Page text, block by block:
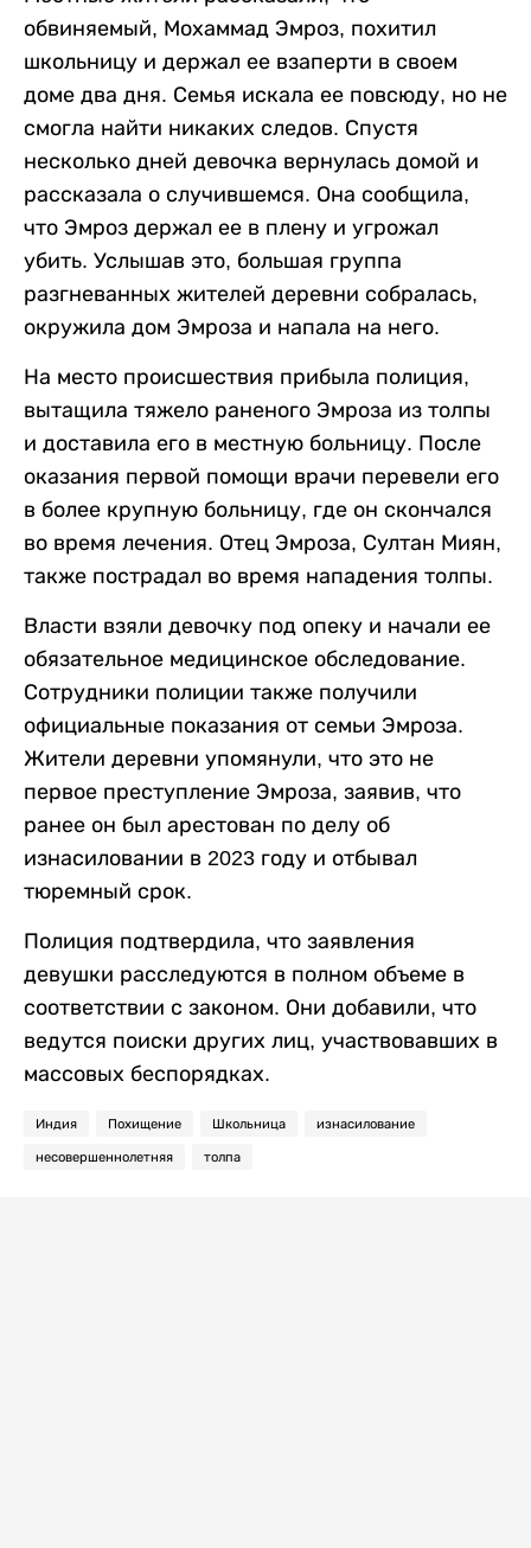
обвиняемый, Мохаммад Эмроз, похитил
школьницу и держал ее взаперти в своем
доме два дня. Семья искала ее повсюду, но не
смогла найти никаких следов. Спустя
несколько дней девочка вернулась домой и
рассказала о случившемся. Она сообщила,
что Эмроз держал ее в плену и угрожал
убить. Услышав это, большая группа
разгневанных жителей деревни собралась,
окружила дом Эмроза и напала на него.
На место происшествия прибыла полиция,
вытащила тяжело раненого Эмроза из толпы
и доставила его в местную больницу. После
оказания первой помощи врачи перевели его
в более крупную больницу, где он скончался
во время лечения. Отец Эмроза, Султан Миян,
также пострадал во время нападения толпы.
Власти взяли девочку под опеку и начали ее
обязательное медицинское обследование.
Сотрудники полиции также получили
официальные показания от семьи Эмроза.
Жители деревни упомянули, что это не
первое преступление Эмроза, заявив, что
ранее он был арестован по делу об
изнасиловании в 2023 году и отбывал
тюремный срок.
Полиция подтвердила, что заявления
девушки расследуются в полном объеме в
соответствии с законом. Они добавили, что
ведутся поиски других лиц, участвовавших в
массовых беспорядках.
Индия Похищение Школьница изнасилование
несовершеннолетняя толпа